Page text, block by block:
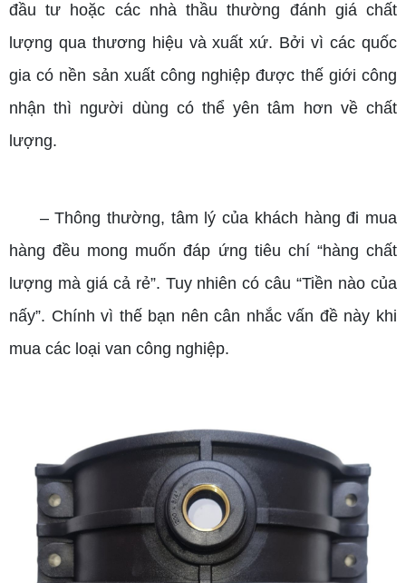
đầu tư hoặc các nhà thầu thường đánh giá chất
lượng qua thương hiệu và xuất xứ. Bởi vì các quốc
gia có nền sản xuất công nghiệp được thế giới công
nhận thì người dùng có thể yên tâm hơn về chất
lượng.
–Thông thường, tâm lý của khách hàng đi mua
hàng đều mong muốn đáp ứng tiêu chí “hàng chất
lượng mà giá cả rẻ”. Tuy nhiên có câu “Tiền nào của
nấy”. Chính vì thế bạn nên cân nhắc vấn đề này khi
mua các loại van công nghiệp.